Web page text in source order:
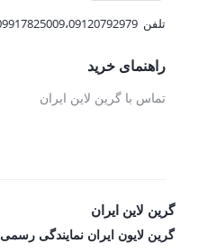
تلفن
راهنمای خرید
تماس با گرین لاین ایران
گرین لاین ایران
گرین لایون ایران نمایندگی